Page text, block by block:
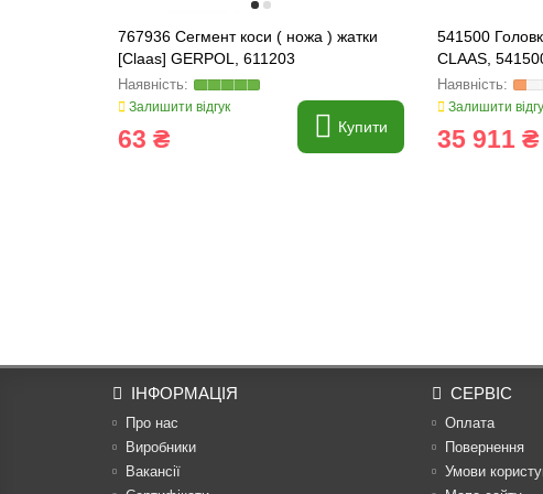
767936 Сегмент коси ( ножа ) жатки
[Claas] GERPOL, 611203
Залишити відгук
63 ₴ Купити
541500
CLAAS,
Залишити
35 911 ₴
ІНФОРМАЦІЯ
Про нас
Виробники
Вакансії
СЕРВІС
Оплата
Повернення
Умови